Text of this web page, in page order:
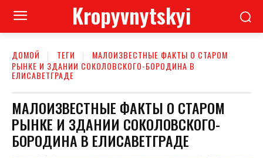
Kropyvnytskyi
ДОМОЙ ТЕГИ
МАЛОИЗВЕСТНЫЕ ФАКТЫ О СТАРОМ
РЫНКЕ И ЗДАНИИ СОКОЛОВСКОГО-БОРОДИНА В
ЕЛИСАВЕТГРАДЕ
МАЛОИЗВЕСТНЫЕ ФАКТЫ О СТАРОМ
РЫНКЕ И ЗДАНИИ СОКОЛОВСКОГО-
БОРОДИНА В ЕЛИСАВЕТГРАДЕ